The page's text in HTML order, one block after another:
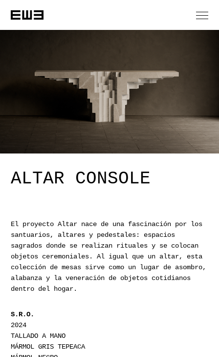
ALTAR CONSOLE
El proyecto Altar nace de una fascinación por los
santuarios, altares y pedestales: espacios
sagrados donde se realizan rituales y se colocan
objetos ceremoniales. Al igual que un altar, esta
colección de mesas sirve como un lugar de asombro,
alabanza y la veneración de objetos cotidianos
dentro del hogar.
S.R.O.
2024
TALLADO A MANO
MÁRMOL GRIS TEPEACA